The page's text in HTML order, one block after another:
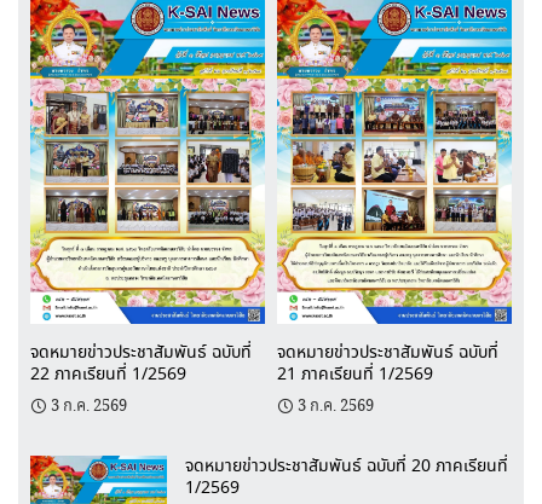
จดหมายข่าวประชาสัมพันธ์ ฉบับที่
22 ภาคเรียนที่ 1/2569
3 ก.ค. 2569
จดหมายข่าวประชาสัมพันธ์ ฉบับที่
21 ภาคเรียนที่ 1/2569
3 ก.ค. 2569
จดหมายข่าวประชาสัมพันธ์ ฉบับที่ 20 ภาคเรียนที่
1/2569